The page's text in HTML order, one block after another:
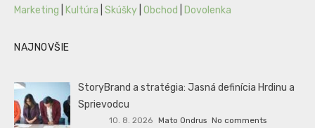
Marketing
Kultúra Skúšky Obchod Dovolenka
NAJNOVŠIE
StoryBrand a stratégia: Jasná definícia Hrdinu a
Sprievodcu
10. 8. 2026 Mato Ondrus No comments